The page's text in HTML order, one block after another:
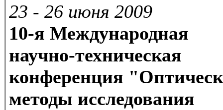
23 - 26 июня 2009
10-я Международная
научно-техническая
конференция
методы исследования